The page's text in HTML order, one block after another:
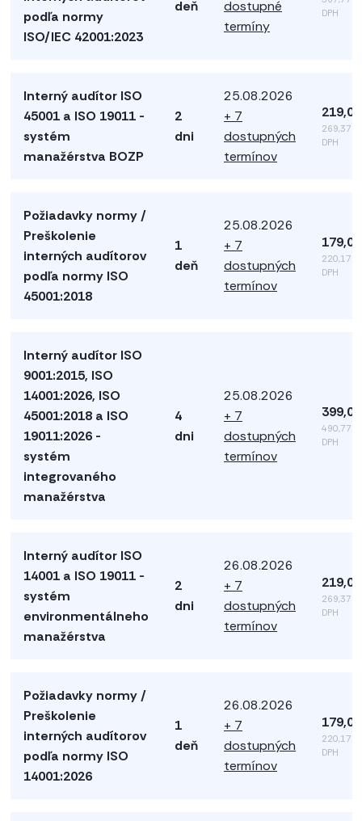
podľa normy
ISO/IEC 42001:2023
deň
dostupné
termíny
DPH
Interný audítor ISO
45001 a ISO 19011 -
systém
manažérstva BOZP
2
dni
25.08.2026
+ 7
dostupných
termínov
269,37
DPH
Požiadavky normy /
Preškolenie
interných audítorov
podľa normy ISO
45001:2018
1
deň
25.08.2026
+ 7
dostupných
termínov
220,17
DPH
Interný audítor ISO
9001:2015, ISO
14001:2026, ISO
45001:2018 a ISO
19011:2026 -
systém
integrovaného
manažérstva
4
dni
25.08.2026
+ 7
dostupných
termínov
490,77
DPH
Interný audítor ISO
14001 a ISO 19011 -
systém
environmentálneho
manažérstva
2
dni
26.08.2026
+ 7
dostupných
termínov
269,37
DPH
Požiadavky normy /
Preškolenie
interných audítorov
podľa normy ISO
14001:2026
1
deň
26.08.2026
+ 7
dostupných
termínov
220,17
DPH